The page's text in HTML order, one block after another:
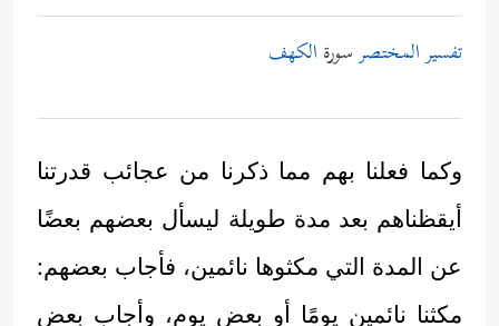
تفسير المختصرسورة الكهف
وكما فعلنا بهم مما ذكرنا من عجائب قدرتنا
أيقظناهم بعد مدة طويلة ليسأل بعضهم بعضًا
عن المدة التي مكثوها نائمين، فأجاب بعضهم:
مكثنا نائمين يومًا أو بعض يوم، وأجاب بعض